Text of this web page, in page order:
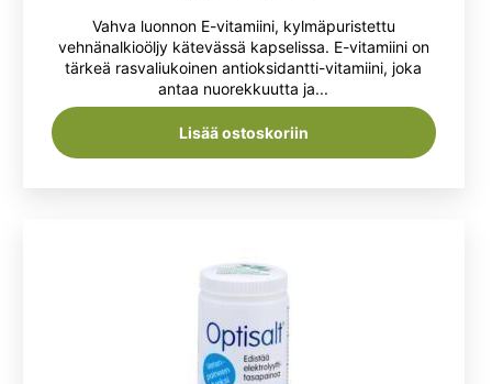
5.00/ 5
hinta
oli:
10,95 €.
hinta
on:
8,99 €.
Vahva luonnon E-vitamiini, kylmäpuristettu
vehnänalkioöljy kätevässä kapselissa. E-vitamiini on
tärkeä rasvaliukoinen antioksidantti-vitamiini, joka
antaa nuorekkuutta ja...
Lisää ostoskoriin